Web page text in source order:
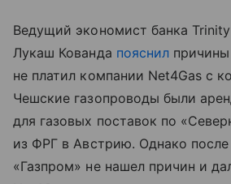
Ведущий экономист банка
Лукаш Кованда пояснил
не платил компании Net4Gas с
Чешские газопроводы были
для газовых поставок по
из ФРГ в Австрию. Однако после
«Газпром» не нашел причин и